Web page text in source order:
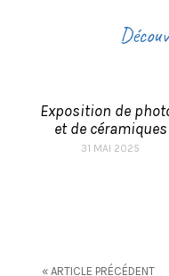
Exposition de
et de céramiques
31 MAI 2025
« ARTICLE PRÉCÉDENT